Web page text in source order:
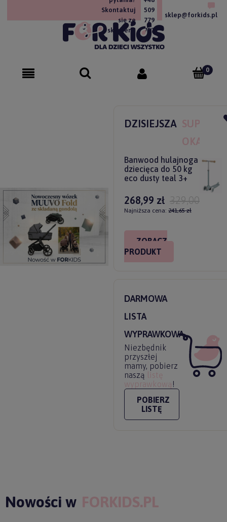
Skontaktuj
się ze
sklepem!
509
779
757
sklep@forkids.pl
DZISIEJSZA SUPER
OKAZJA
Banwood hulajnoga
dziecięca do 50 kg
eco dusty teal 3+
268,99 zł 329,00 zł
Najniższa cena: 241,65 zł
ZOBACZ
PRODUKT
DARMOWA
LISTA
WYPRAWKOWA
Niezbędnik
przyszłej
mamy, pobierz
naszą
listę
wyprawkową !
POBIERZ
LISTĘ
Nowości w FORKIDS.PL